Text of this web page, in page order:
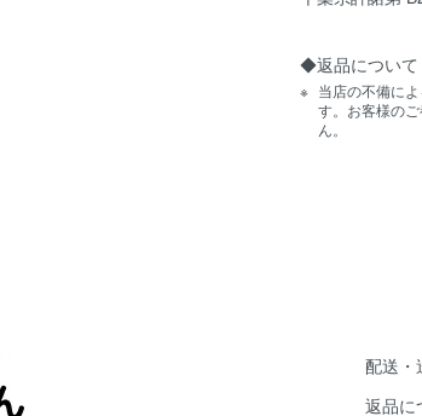
◆返品について
当店の不備に
す。お客様の
ん。
配送・
返品に